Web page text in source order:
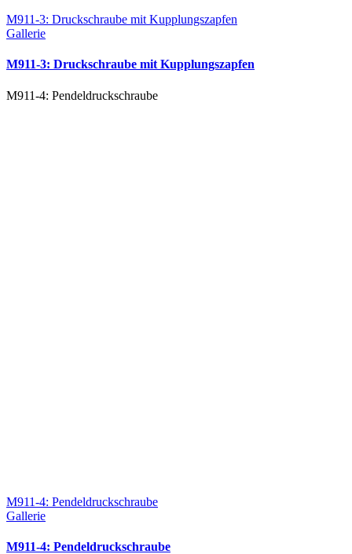
M911-3: Druckschraube mit Kupplungszapfen
Gallerie
M911-3: Druckschraube mit Kupplungszapfen
M911-4: Pendeldruckschraube
M911-4: Pendeldruckschraube
Gallerie
M911-4: Pendeldruckschraube